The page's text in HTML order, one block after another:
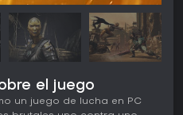
el juego
un juego de lucha en PC